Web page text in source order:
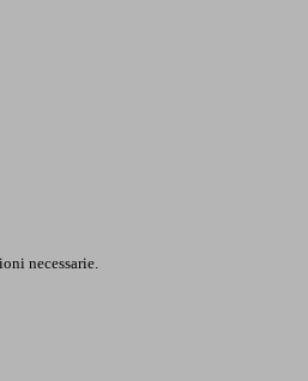
necessarie.